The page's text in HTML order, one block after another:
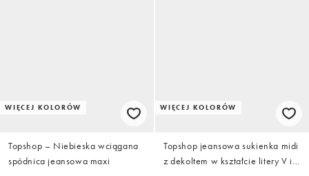
WIĘCEJ KOLORÓW
Topshop – Niebieska wciągana
spódnica jeansowa maxi
WIĘCEJ KOLORÓW
Topshop jeansowa sukienka midi
z dekoltem w kształcie litery V i